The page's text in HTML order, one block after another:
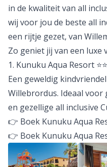
in de kwaliteit van all
wij voor jou de beste all
een rijtje gezet, van
Zo geniet jij van een luxe
1. Kunuku Aqua Resort
Een geweldig
Willebrordus. Ideaal voor
en gezellige all inclusive
👉 Boek Kunuku Aqua
👉 Boek Kunuku Aqua